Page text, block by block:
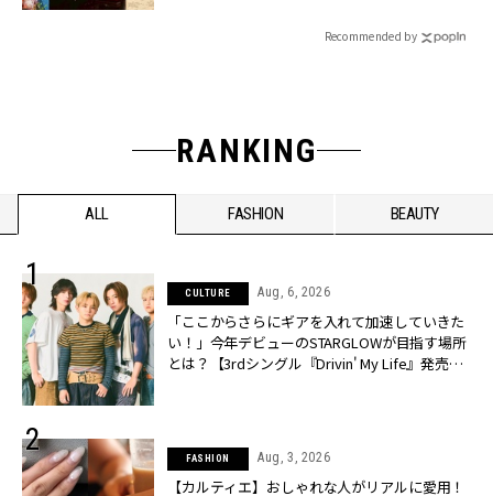
Recommended by
RANKING
ALL FASHION BEAUTY
CULTURE Aug, 6, 2026
「ここからさらにギアを入れて加速していきた
い！」今年デビューのSTARGLOWが目指す場所
とは？【3rdシングル『Drivin' My Life』発売】 |
FASHION Aug, 3, 2026
【カルティエ】おしゃれな人がリアルに愛用！